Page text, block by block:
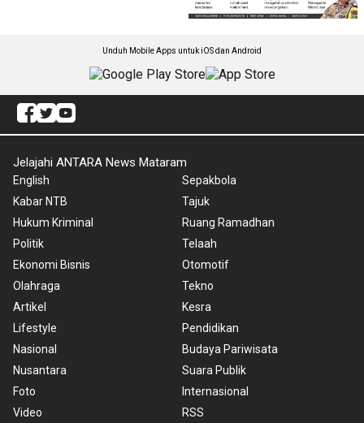
Unduh Mobile Apps untuk iOS dan Android
Jelajahi ANTARA News Mataram
English
Kabar NTB
Hukum Kriminal
Politik
Ekonomi Bisnis
Olahraga
Artikel
Lifestyle
Nasional
Nusantara
Foto
Video
Sepakbola
Tajuk
Ruang Ramadhan
Telaah
Otomotif
Tekno
Kesra
Pendidikan
Budaya Pariwisata
Suara Publik
Internasional
RSS